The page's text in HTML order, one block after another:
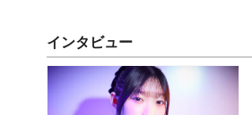
インタビュー